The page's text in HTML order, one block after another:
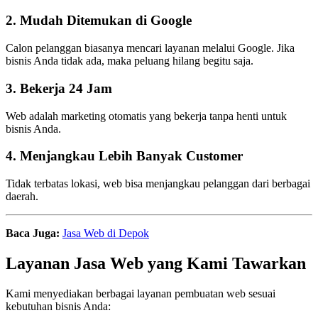
2. Mudah Ditemukan di Google
Calon pelanggan biasanya mencari layanan melalui Google. Jika
bisnis Anda tidak ada, maka peluang hilang begitu saja.
3. Bekerja 24 Jam
Web adalah marketing otomatis yang bekerja tanpa henti untuk
bisnis Anda.
4. Menjangkau Lebih Banyak Customer
Tidak terbatas lokasi, web bisa menjangkau pelanggan dari berbagai
daerah.
Baca Juga: Jasa Web di Depok
Layanan Jasa Web yang Kami Tawarkan
Kami menyediakan berbagai layanan pembuatan web sesuai
kebutuhan bisnis Anda: